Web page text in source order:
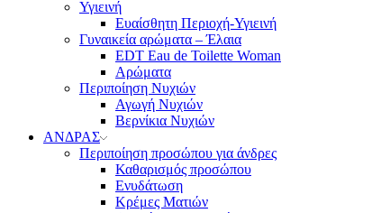
Υγιεινή
Ευαίσθητη Περιοχή-Υγιεινή
Γυναικεία αρώματα – Έλαια
EDT Eau de Toilette Woman
Αρώματα
Περιποίηση Νυχιών
Αγωγή Νυχιών
Βερνίκια Νυχιών
ΑΝΔΡΑΣ
Περιποίηση προσώπου για άνδρες
Καθαρισμός προσώπου
Ενυδάτωση
Κρέμες Ματιών